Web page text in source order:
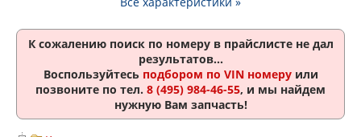
К сожалению поиск по номеру в прайслисте не дал
результатов...
Воспользуйтесь подбором по VIN номеруили
позвоните по тел. 8 (495) 984-46-55, и мы найдем
нужную Вам запчасть!